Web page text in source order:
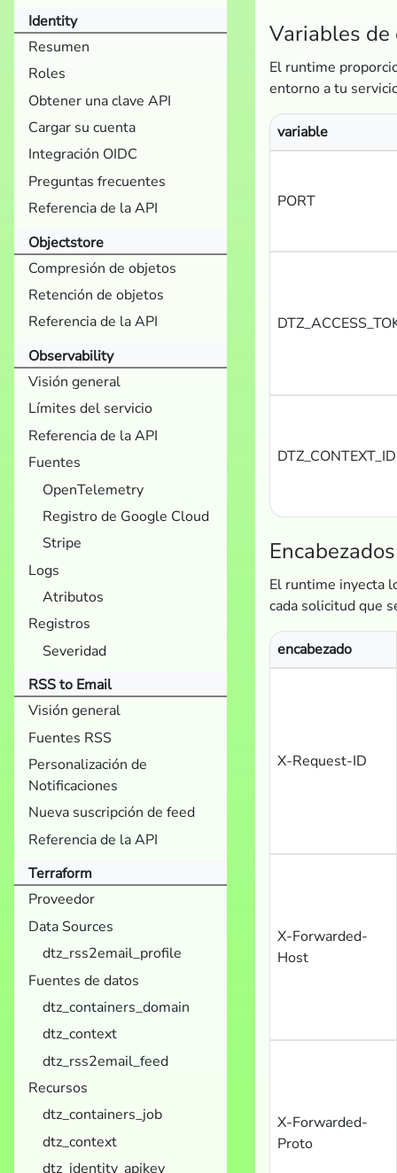
Identity
Resumen
Roles
Obtener una clave API
Cargar su cuenta
Integración OIDC
Preguntas frecuentes
Referencia de la API
Objectstore
Compresión de objetos
Retención de objetos
Referencia de la API
Observability
Visión general
Límites del servicio
Referencia de la API
Fuentes
OpenTelemetry
Registro de Google Cloud
Stripe
Logs
Atributos
Registros
Severidad
RSS to Email
Visión general
Fuentes RSS
Personalización de
Notificaciones
Nueva suscripción de feed
Referencia de la API
Terraform
Proveedor
Data Sources
dtz_rss2email_profile
Fuentes de datos
dtz_containers_domain
dtz_context
dtz_rss2email_feed
Recursos
dtz_containers_job
dtz_context
dtz_identity_apikey
Variables de
El runtime
entorno a tu
variable
PORT
DTZ_CONTEXT_ID
El runtime inyecta
cada solicitud que
encabezado
X-Request-ID
X-Forwarded-
Host
X-Forwarded-
Proto